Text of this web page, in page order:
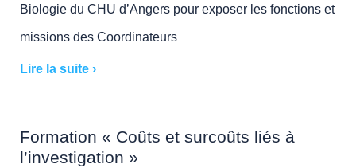
Biologie du CHU d’Angers pour exposer les fonctions et
missions des Coordinateurs
Lire la suite ›
Formation « Coûts et surcoûts liés à
l’investigation »